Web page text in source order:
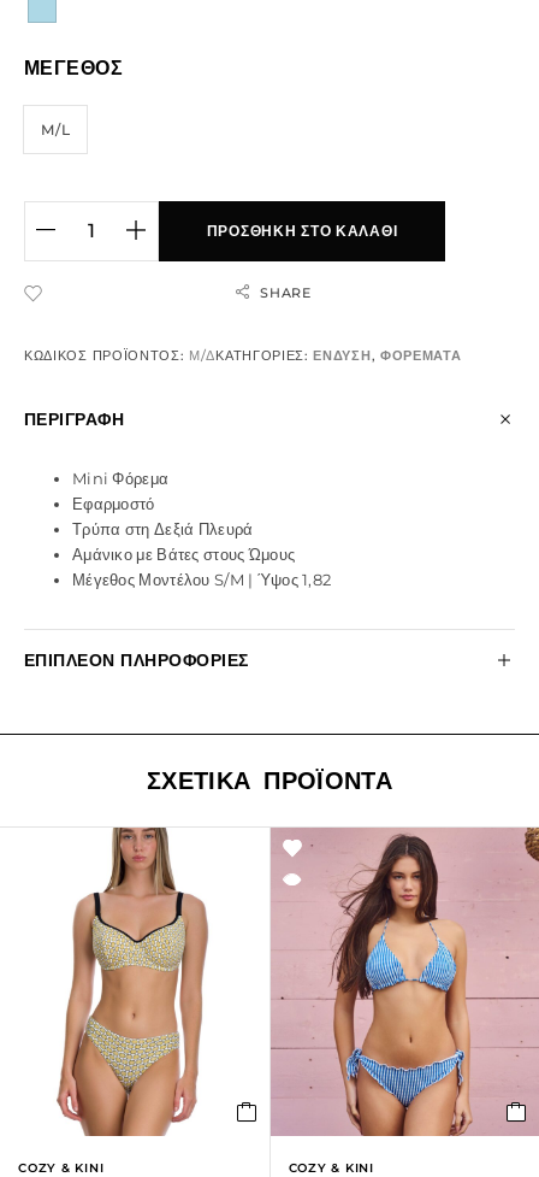
ΜΕΓΕΘΟΣ
M/L
ΠΡΟΣΘΉΚΗ ΣΤΟ ΚΑΛΆΘΙ
SHARE
ΚΩΔΙΚΌΣ ΠΡΟΪΌΝΤΟΣ: Μ/ΔΚΑΤΗΓΟΡΊΕΣ:ΕΝΔΥΣΗ, ΦΟΡΕΜΑΤΑ
ΠΕΡΙΓΡΑΦΉ
Mini Φόρεμα
Εφαρμοστό
Τρύπα στη Δεξιά Πλευρά
Αμάνικο με Βάτες στους Ώμους
Μέγεθος Μοντέλου S/M | Ύψος 1,82
ΕΠΙΠΛΈΟΝ ΠΛΗΡΟΦΟΡΊΕΣ
ΣΧΕΤΙΚΆ ΠΡΟΪΌΝΤΑ
COZY & KINI COZY & KINI